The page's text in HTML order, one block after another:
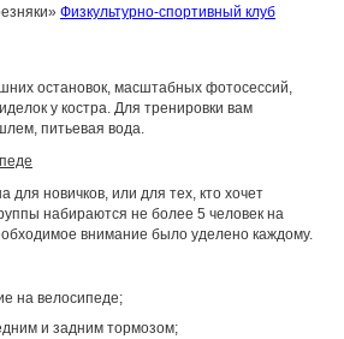
Физкультурно-спортивный клуб
остановок, масштабных фотосессий,
у костра. Для тренировки вам
питьевая вода.
для новичков, или для тех, кто хочет
набираются не более 5 человек на
внимание было уделено каждому.
на велосипеде;
и задним тормозом;